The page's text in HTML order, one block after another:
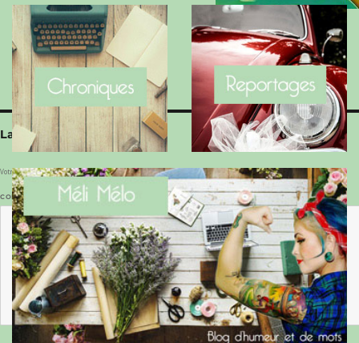
Laisser un commentaire
Votre adresse e-mail ne sera pas publiée.Les champs obligatoires sont indiqués avec*
COMMENTAIRE